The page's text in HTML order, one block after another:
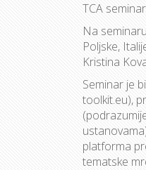
TCA
Na
Poljske,
Kristina
Seminar je
toolkit.eu),
platforma
tematske